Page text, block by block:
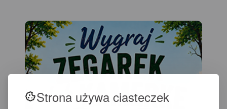
Strona używa ciasteczek